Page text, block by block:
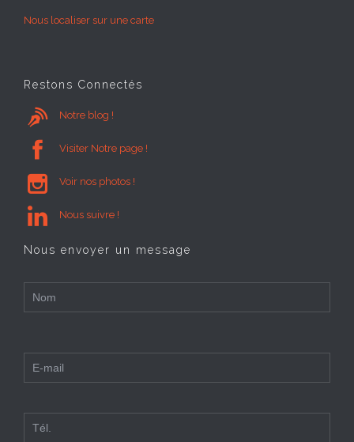
Nous localiser sur une carte
Restons Connectés
 Notre blog !
 Visiter Notre page !
 Voir nos photos !
 Nous suivre !
Nous envoyer un message